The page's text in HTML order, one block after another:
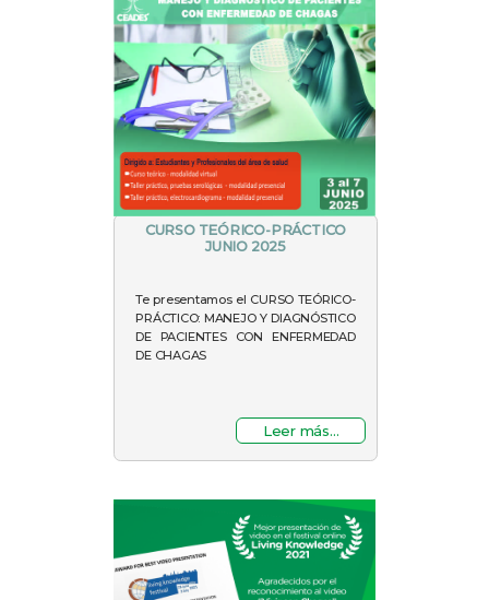
CURSO TEÓRICO-PRÁCTICO
JUNIO 2025
Te presentamos el CURSO TEÓRICO-
PRÁCTICO: MANEJO Y DIAGNÓSTICO
DE PACIENTES CON ENFERMEDAD
DE CHAGAS
Leer más...